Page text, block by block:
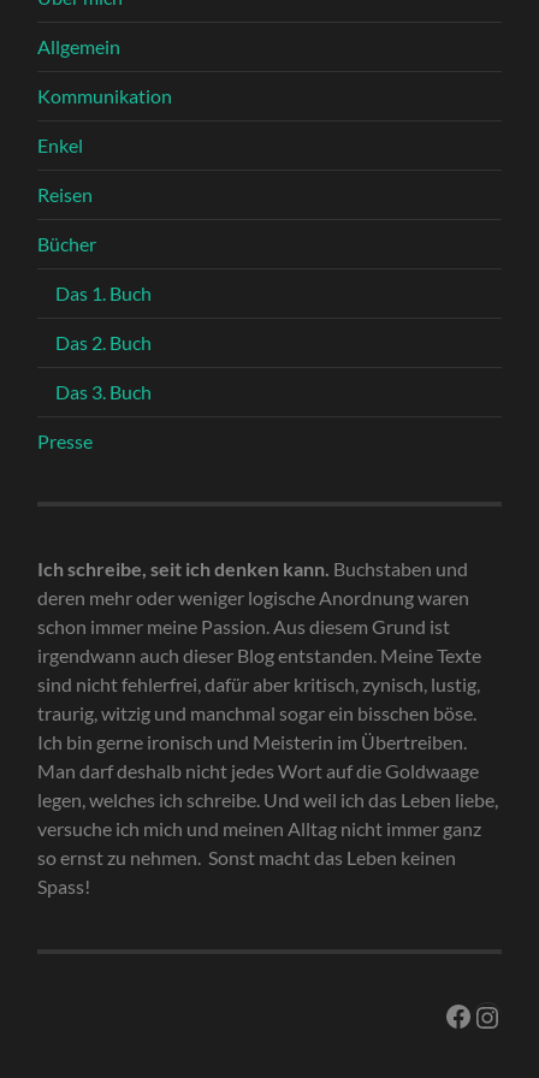
Allgemein
Kommunikation
Enkel
Reisen
Bücher
Das 1. Buch
Das 2. Buch
Das 3. Buch
Presse
Ich schreibe, seit ich denken kann. Buchstaben und
deren mehr oder weniger logische Anordnung waren
schon immer meine Passion. Aus diesem Grund ist
irgendwann auch dieser Blog entstanden. Meine Texte
sind nicht fehlerfrei, dafür aber kritisch, zynisch, lustig,
traurig, witzig und manchmal sogar ein bisschen böse.
Ich bin gerne ironisch und Meisterin im Übertreiben.
Man darf deshalb nicht jedes Wort auf die Goldwaage
legen, welches ich schreibe. Und weil ich das Leben liebe,
versuche ich mich und meinen Alltag nicht immer ganz
so ernst zu nehmen. Sonst macht das Leben keinen
Spass!